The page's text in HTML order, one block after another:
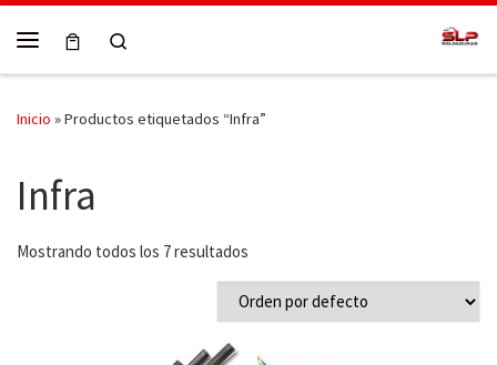
Skip to content
Inicio »Productos etiquetados “Infra”
Infra
Mostrando todos los 7 resultados